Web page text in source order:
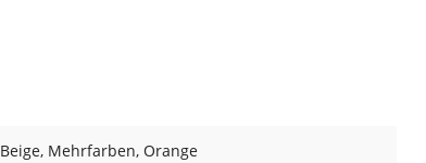
Beige, Mehrfarben, Orange